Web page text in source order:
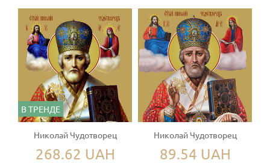
В ТРЕНДЕ
Николай Чудотворец
268.62 UAH
Николай Чудотворец
89.54 UAH